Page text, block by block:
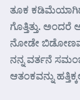
ತೂಕ
ಗೊತ್ತಿತ್ತು.
ನೋಡೇ
ನನ್ನ ವರ್ತನೆ
ಆತಂಕವನ್ನು